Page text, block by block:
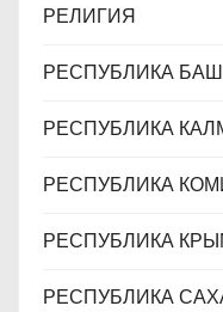
РЕЛИГИЯ
РЕСПУБЛИКА
РЕСПУБЛИКА
РЕСПУБЛИКА
РЕСПУБЛИКА
РЕСПУБЛИКА